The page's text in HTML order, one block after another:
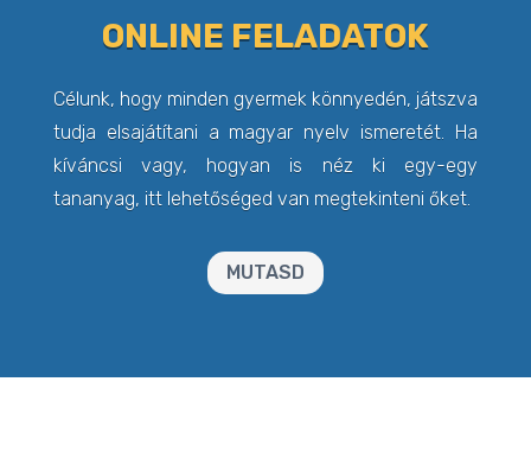
ONLINE FELADATOK
Célunk, hogy minden gyermek könnyedén, játszva
tudja elsajátítani a magyar nyelv ismeretét. Ha
kíváncsi vagy, hogyan is néz ki egy-egy
tananyag, itt lehetőséged van megtekinteni őket.
MUTASD